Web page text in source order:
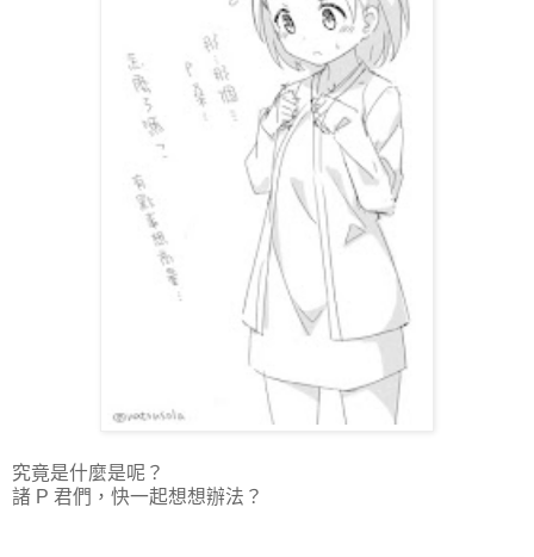
究竟是什麼是呢？
諸 P 君們，快一起想想辦法？